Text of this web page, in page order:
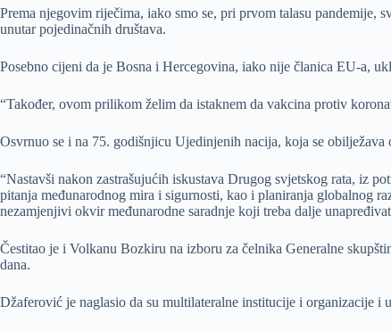
Prema njegovim riječima, iako smo se, pri prvom talasu pandemije,
unutar pojedinačnih društava.
Posebno cijeni da je Bosna i Hercegovina, iako nije članica EU-a,
“Također, ovom prilikom želim da istaknem da vakcina protiv
Osvrnuo se i na 75. godišnjicu Ujedinjenih nacija, koja se obilježava
“Nastavši nakon zastrašujućih iskustava Drugog svjetskog rata, iz
pitanja međunarodnog mira i sigurnosti, kao i planiranja globalnog
nezamjenjivi okvir međunarodne saradnje koji treba dalje
Čestitao je i Volkanu Bozkiru na izboru za čelnika Generalne
dana.
Džaferović je naglasio da su multilateralne institucije i organizacije i